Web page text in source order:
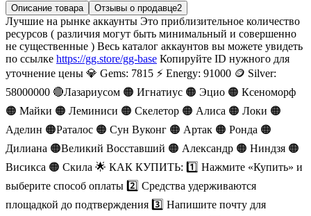
Описание товара Отзывы о продавце2
Лучшие на рынке аккаунты Это приблизительное количество
ресурсов ( различия могут быть минимальный и совершенно
не существенные ) Весь каталог аккаунтов вы можете увидеть
по ссылке https://gg.store/gg-base Копируйте ID нужного для
уточнение цены 💎 Gems: 7815 ⚡️ Energy: 91000 🪙 Silver:
58000000 🔴Лазариусом 🟠 Игнатиус 🟠 Эцио 🟠 Ксеноморф
🟠 Майки 🟠 Леминиси 🟠 Скелетор 🟠 Алиса 🟠 Локи 🟠
Аделин 🟠Раталос 🟠 Сун Вуконг 🟠 Артак 🟠 Ронда 🟠
Дилиана 🟠Великий Восставший 🟠 Александр 🟠 Ниндзя 🟠
Висикса 🟠 Скила 🌟 КАК КУПИТЬ: 1️⃣ Нажмите «Купить» и
выберите способ оплаты 2️⃣ Средства удерживаются
площадкой до подтверждения 3️⃣ Напишите почту для